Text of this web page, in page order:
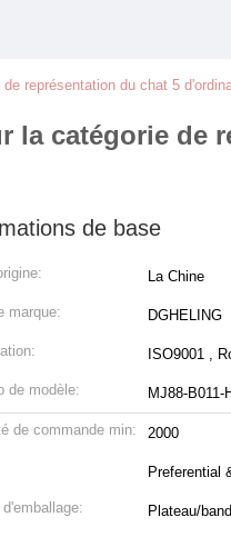
représentation du chat 5
la catégorie de
de base
La Chine
marque: DGHELING
ISO9001 ,
de modèle: MJ88-B011-
de commande min: 2000
Preferential
Plateau/